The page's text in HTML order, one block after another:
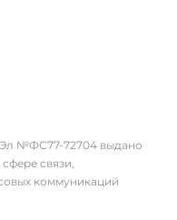
№ФС77-72704 выдано
связи,
коммуникаций